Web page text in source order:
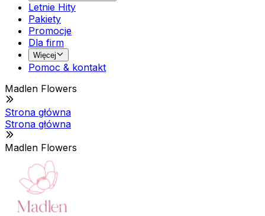
Letnie Hity
Pakiety
Promocje
Dla firm
Więcej
Pomoc & kontakt
Madlen Flowers
Strona główna
Strona główna
Madlen Flowers